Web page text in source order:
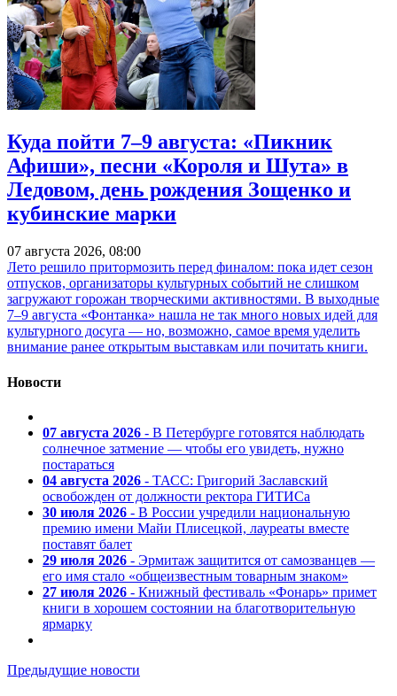
Куда пойти 7–9 августа: «Пикник
Афиши», песни «Короля и Шута» в
Ледовом, день рождения Зощенко и
кубинские марки
07 августа 2026, 08:00
Лето решило притормозить перед финалом: пока идет сезон
отпусков, организаторы культурных событий не слишком
загружают горожан творческими активностями. В выходные
7–9 августа «Фонтанка» нашла не так много новых идей для
культурного досуга — но, возможно, самое время уделить
внимание ранее открытым выставкам или почитать книги.
Новости
07 августа 2026 - В Петербурге готовятся наблюдать
солнечное затмение — чтобы его увидеть, нужно
постараться
04 августа 2026 - ТАСС: Григорий Заславский
освобожден от должности ректора ГИТИСа
30 июля 2026 - В России учредили национальную
премию имени Майи Плисецкой, лауреаты вместе
поставят балет
29 июля 2026 - Эрмитаж защитится от самозванцев —
его имя стало «общеизвестным товарным знаком»
27 июля 2026 - Книжный фестиваль «Фонарь» примет
книги в хорошем состоянии на благотворительную
ярмарку
Предыдущие новости